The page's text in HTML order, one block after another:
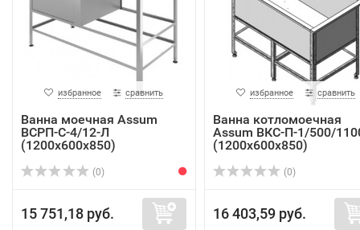
избранное сравнить
Ванна моечная Assum
ВСРП-С-4/12-Л
(1200х600х850)
(0)
15 751,18 руб.
избранное сравнить
Ванна котломоечная
Assum ВКС-П-1/500/
(1200х600х850)
(0)
16 403,59 руб.